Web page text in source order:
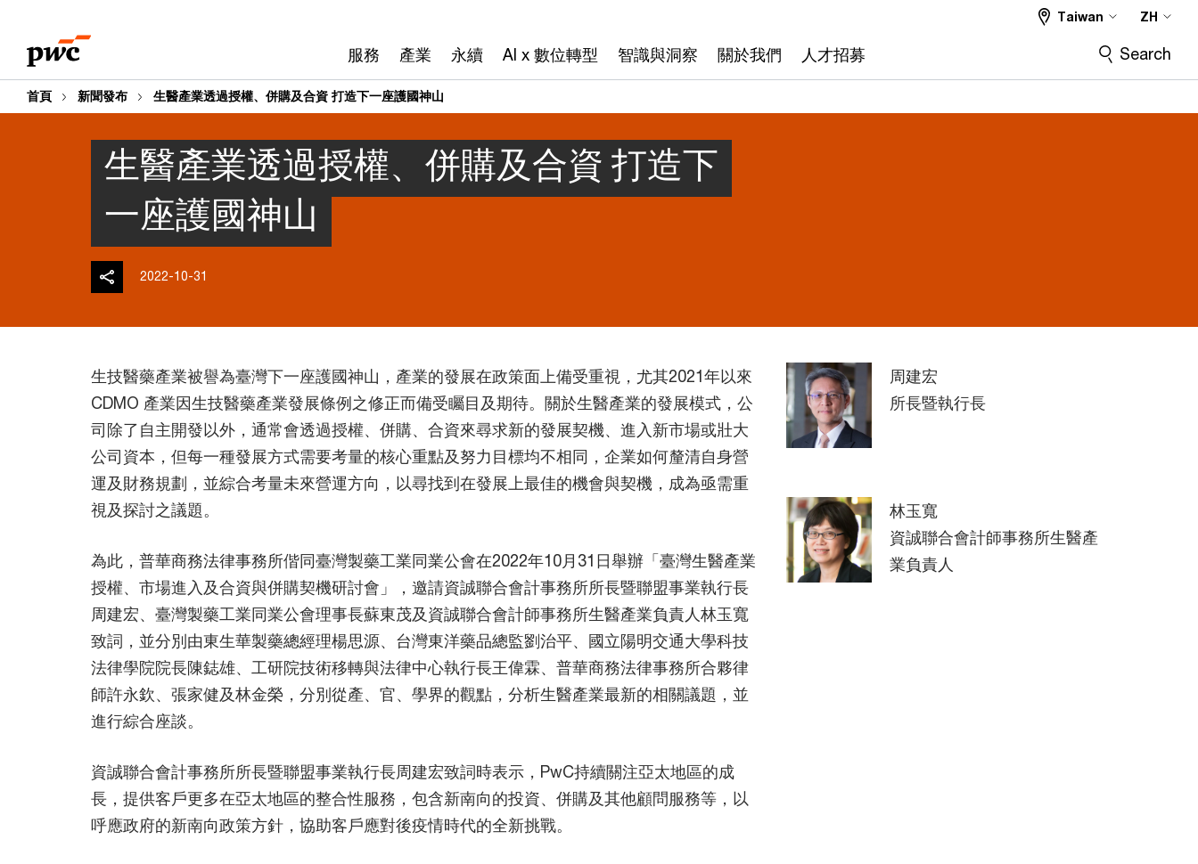
content
footer
服務 產業 永續 AI x 數位轉型 智識與洞察 關於我們 人才招募
Taiwan ZH
Search
首頁 新聞發布 生醫產業透過授權、併購及合資 打造下一座護國神山
生醫產業透過授權、併購及合資 打造下
一座護國神山
2022-10-31
生技醫藥產業被譽為臺灣下一座護國神山，產業的發展在政策面上備受重視，尤其2021年以來
CDMO 產業因生技醫藥產業發展條例之修正而備受矚目及期待。關於生醫產業的發展模式，公
司除了自主開發以外，通常會透過授權、併購、合資來尋求新的發展契機、進入新市場或壯大
公司資本，但每一種發展方式需要考量的核心重點及努力目標均不相同，企業如何釐清自身營
運及財務規劃，並綜合考量未來營運方向，以尋找到在發展上最佳的機會與契機，成為亟需重
視及探討之議題。
為此，普華商務法律事務所偕同臺灣製藥工業同業公會在2022年10月31日舉辦「臺灣生醫產業
授權、市場進入及合資與併購契機研討會」，邀請資誠聯合會計事務所所長暨聯盟事業執行長
周建宏、臺灣製藥工業同業公會理事長蘇東茂及資誠聯合會計師事務所生醫產業負責人林玉寬
致詞，並分別由東生華製藥總經理楊思源、台灣東洋藥品總監劉治平、國立陽明交通大學科技
法律學院院長陳鋕雄、工研院技術移轉與法律中心執行長王偉霖、普華商務法律事務所合夥律
師許永欽、張家健及林金榮，分別從產、官、學界的觀點，分析生醫產業最新的相關議題，並
進行綜合座談。
資誠聯合會計事務所所長暨聯盟事業執行長周建宏致詞時表示，PwC持續關注亞太地區的成
長，提供客戶更多在亞太地區的整合性服務，包含新南向的投資、併購及其他顧問服務等，以
呼應政府的新南向政策方針，協助客戶應對後疫情時代的全新挑戰。
周建宏
所長暨執行長
林玉寬
資誠聯合會計師事務所生醫產
業負責人